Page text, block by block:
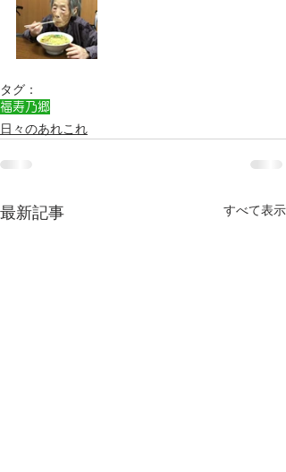
タグ：
福寿乃郷
日々のあれこれ
最新記事 すべて表示